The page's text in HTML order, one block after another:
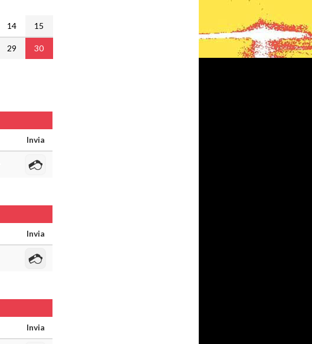
14 15
29
30
Invia
Invia
Invia